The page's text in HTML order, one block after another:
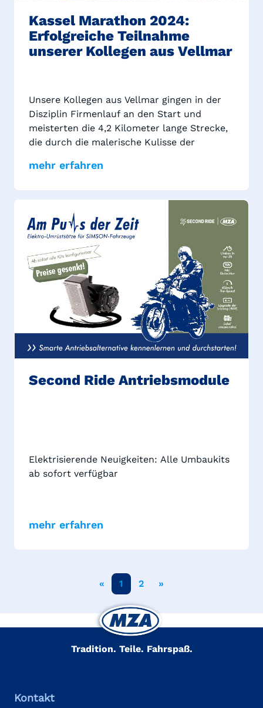
Kassel Marathon 2024:
Erfolgreiche Teilnahme
unserer Kollegen aus Vellmar
Unsere Kollegen aus Vellmar gingen in der
Disziplin Firmenlauf an den Start und
meisterten die 4,2 Kilometer lange Strecke,
die durch die malerische Kulisse der
Auestadion endete. Trotz der Tatsache, dass
gab, erzielten die Läufer aus unserem Team
beachtliche Zeiten.
mehr erfahren
Second Ride Antriebsmodule
Elektrisierende Neuigkeiten: Alle Umbaukits
ab sofort verfügbar
mehr erfahren
« 1 2 »
Tradition. Teile. Fahrspaß.
Kontakt